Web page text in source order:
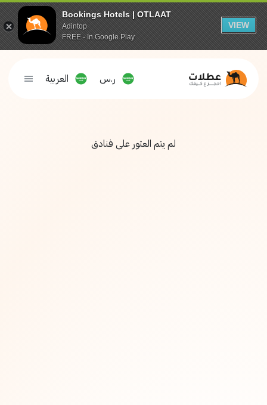
Bookings Hotels | OTLAAT
Adintop
FREE - In Google Play
VIEW
ر.س العربية
لم يتم العثور على فنادق